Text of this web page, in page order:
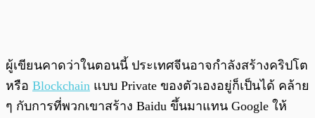
ผู้เขียนคาดว่าในตอนนี้ ประเทศจีนอาจกำลังสร้างคริปโต
หรือ Blockchain แบบ Private ของตัวเองอยู่ก็เป็นได้ คล้าย
ๆ กับการที่พวกเขาสร้าง Baidu ขึ้นมาแทน Google ให้